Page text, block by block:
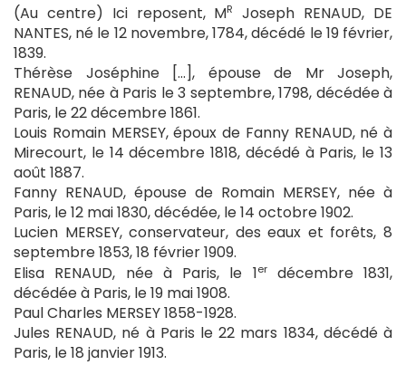
(Au centre) Ici reposent, MR
Joseph RENAUD, DE
NANTES, né le 12 novembre, 1784, décédé le 19 février,
1839.
Thérèse Joséphine […], épouse de Mr Joseph,
RENAUD, née à Paris le 3 septembre, 1798, décédée à
Paris, le 22 décembre 1861.
Louis Romain MERSEY, époux de Fanny RENAUD, né à
Mirecourt, le 14 décembre 1818, décédé à Paris, le 13
août 1887.
Fanny RENAUD, épouse de Romain MERSEY, née à
Paris, le 12 mai 1830, décédée, le 14 octobre 1902.
Lucien MERSEY, conservateur, des eaux et forêts, 8
septembre 1853, 18 février 1909.
Elisa RENAUD, née à Paris, le 1erdécembre 1831,
décédée à Paris, le 19 mai 1908.
Paul Charles MERSEY 1858-1928.
Jules RENAUD, né à Paris le 22 mars 1834, décédé à
Paris, le 18 janvier 1913.